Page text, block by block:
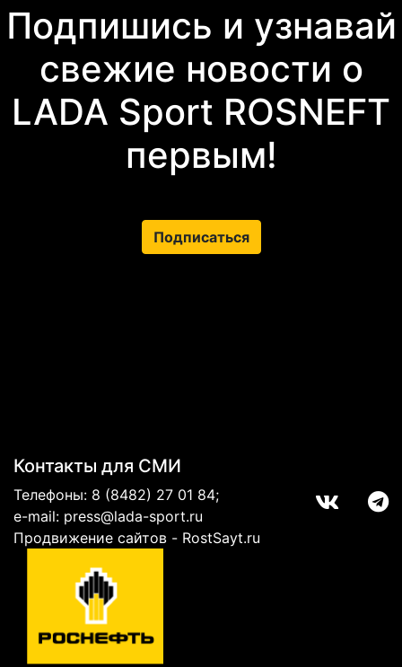
Подпишись и узнавай
свежие новости о
LADA Sport ROSNEFT
первым!
Подписаться
Контакты для СМИ
Телефоны: 8 (8482) 27 01 84;
e-mail: press@lada-sport.ru
Продвижение сайтов - RostSayt.ru